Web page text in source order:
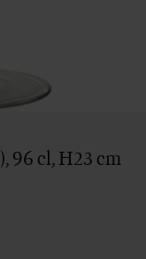
96 cl, H23 cm